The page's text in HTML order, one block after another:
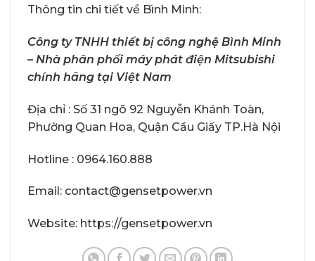
Thông tin chi tiết về Bình Minh:
Công ty TNHH thiết bị công nghệ Bình Minh
– Nhà phân phối máy phát điện Mitsubishi
chính hãng tại Việt Nam
Địa chỉ : Số 31 ngõ 92 Nguyễn Khánh Toàn,
Phường Quan Hoa, Quận Cầu Giấy TP.Hà Nội
Hotline : 0964.160.888
Email: contact@gensetpower.vn
Website: https://gensetpower.vn